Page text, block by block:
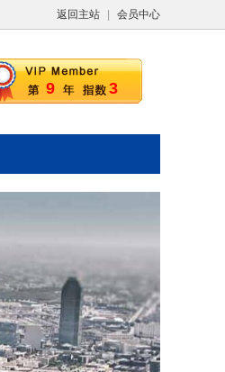
返回主站 会员中心
9 3